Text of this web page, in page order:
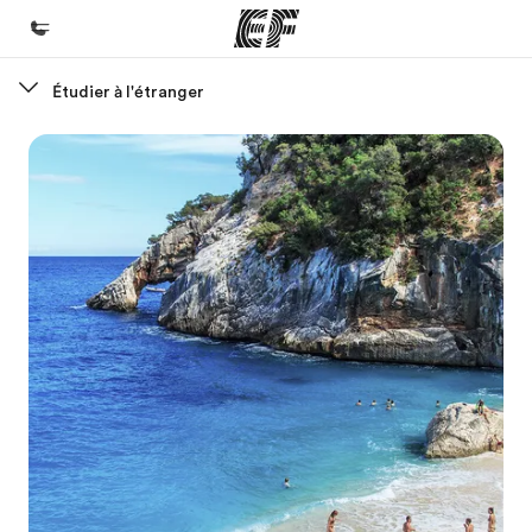
Bienvenue chez EF
Bureaux
Trouver un bureau
A propos de nous
Qui sommes-nous ?
EF recrute
Rejoignez nos équipes
Étudier à l'étranger